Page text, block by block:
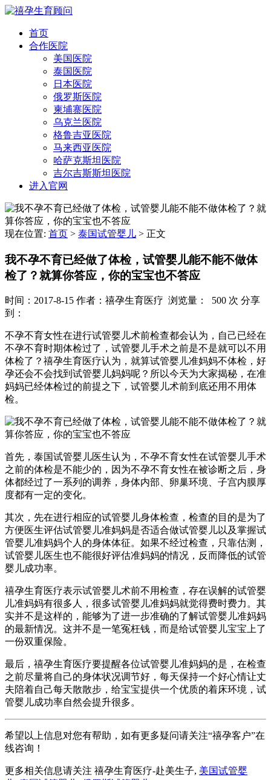
首页
合作医院
美国医院
泰国医院
日本医院
俄罗斯医院
柬埔寨医院
乌克兰医院
格鲁吉亚医院
马来西亚医院
哈萨克斯坦医院
吉尔吉斯斯坦医院
进入官网
现在位置: 首页 > 泰国试管婴儿 > 正文
我不孕不育已经做了体检，试管婴儿能不能不做体
检了？就算你答应，你的宝宝也不答应
时间：2017-8-15 作者：禧孕生育医疗 浏览量： 500 次 分享
到：
不孕不育女性在进行试管婴儿术前检查都会认为，自己已经在
不孕不育时期体检过了，试管婴儿手术之前是不是就可以不用
体检了？禧孕生育医疗认为，就算试管婴儿准妈妈不体检，好
孕还会不会找到试管婴儿妈妈呢？所以今天为大家揭秘，在准
妈妈已经体检过的前提之下，试管婴儿术前到底还用不用体
检。
首先，泰国试管婴儿医生认为，不孕不育女性在试管婴儿手术
之前的体检是不能少的，因为不孕不育女性在被诊断之后，身
体都经过了一系列的调养，身体内部、卵巢环境、子宫内膜厚
度都有一定的变化。
其次，先在进行相应的试管婴儿身体检查，检查的目的是为了
方便医生评估试管婴儿准妈妈是否适合做试管婴儿以及掌握试
管婴儿准妈妈个人的身体体征。如果不经过检查，只靠估测，
试管婴儿医生也不能很好评估准妈妈的情况，反而降低的试管
婴儿成功率。
禧孕生育医疗表示试管婴儿术前不用检查，存在误解的试管婴
儿准妈妈有很多人，很多试管婴儿准妈妈就觉得费时费力。其
实并不是这样的，能够为了进一步准确的了解试管婴儿准妈妈
的最新情况。这并不是一笔冤枉钱，而是给试管婴儿宝宝上了
一份双重保险。
最后，禧孕生育医疗要提醒各位试管婴儿准妈妈的是，在检查
之前尽量将自己的身体状况调节好，每天保持一个好心情让丈
夫陪着自己每天散散步，给宝宝提供一个优质的着床环境，试
管婴儿成功率自然会提升很多。
希望以上信息对您有帮助，如有更多疑问请关注“禧孕客户”在
线咨询！
更多相关信息请关注 禧孕生育医疗-赴美生子, 美国试管婴